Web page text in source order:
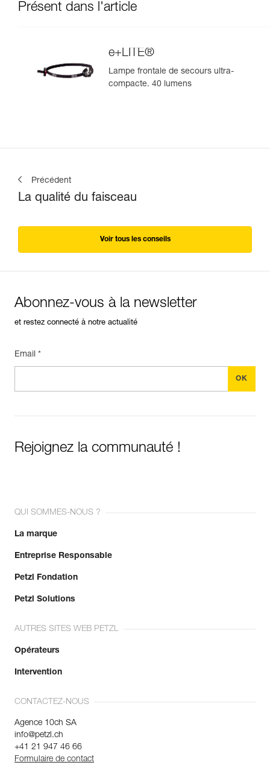
Présent dans l'article
e+LITE®
Lampe frontale de secours ultra-
compacte. 40 lumens
Précédent
La qualité du faisceau
Voir tous les conseils
Abonnez-vous à la newsletter
et restez connecté à notre actualité
Email *
Rejoignez la communauté !
QUI SOMMES-NOUS ?
La marque
Entreprise Responsable
Petzl Fondation
Petzl Solutions
AUTRES SITES WEB PETZL
Opérateurs
Intervention
CONTACTEZ-NOUS
Agence 10ch SA
info@petzl.ch
+41 21 947 46 66
Formulaire de contact